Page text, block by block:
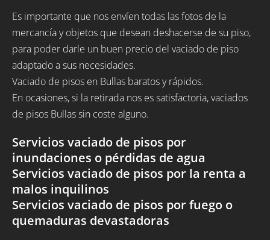
Es importante que nos envíen todas las fotos de la
mercancía y objetos que desean deshacerse de su piso,
para poder darle un buen precio del vaciado de piso
adaptado a sus necesidades.
Vaciado de pisos en Bullas baratos y rápidos.
En ocasiones, si la retirada nos es satisfactoria, vaciados
de pisos Bullas sin coste alguno.
Servicios vaciado de pisos por
inundaciones o pérdidas de agua
Servicios vaciado de pisos por la renta a
malos inquilinos
Servicios vaciado de pisos por fuego o
quemaduras devastadoras